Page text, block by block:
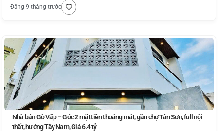
Đăng 9 tháng trước
Nhà bán Gò Vấp – Góc 2 mặt tiền thoáng mát, gần chợ Tân Sơn, full nội
thất, hướng Tây Nam, Giá 6.4 tỷ